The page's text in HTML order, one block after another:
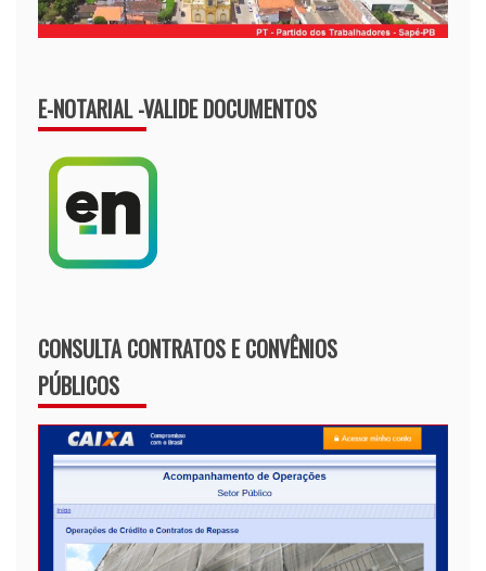
E-NOTARIAL -VALIDE DOCUMENTOS
CONSULTA CONTRATOS E CONVÊNIOS
PÚBLICOS